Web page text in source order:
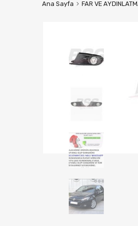
Ana Sayfa FAR VE